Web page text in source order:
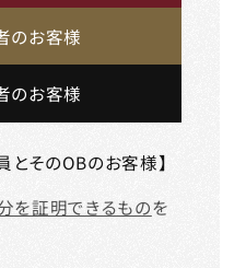
のお客様
のお客様
そのOBのお客様】
を証明できるものを